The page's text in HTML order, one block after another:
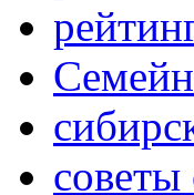
советы